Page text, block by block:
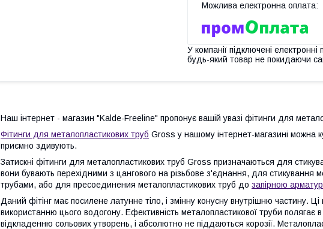
У компанії підключені
будь-який товар не покидаючи
Наш інтернет - магазин "Kalde-Freeline" пропонує вашій увазі фітинги для
Фітинги для металопластикових труб Gross у нашому інтернет-магазині можна
приємно здивують.
Затискні фітинги для металопластикових труб Gross призначаються для
вони бувають перехідними з цангового на різьбове з'єднання, для стикування
трубами, або для пресоединения металопластикових труб до запірною
Даний фітінг має посилене латунне тіло, і змінну конусну внутрішню частину.
використанню цього водогону. Ефективність металопластикової труби
відкладенню сольових утворень, і абсолютно не піддаються корозії.